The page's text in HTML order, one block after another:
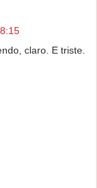
claro. E triste.